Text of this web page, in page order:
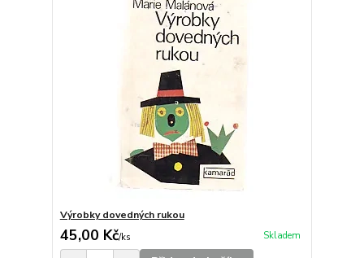
Výrobky dovedných rukou
45,00 Kč/ks Skladem